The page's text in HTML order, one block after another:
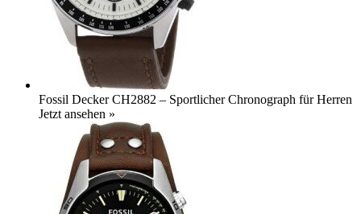
Fossil Decker CH2882 – Sportlicher Chronograph für Herren
Jetzt ansehen »